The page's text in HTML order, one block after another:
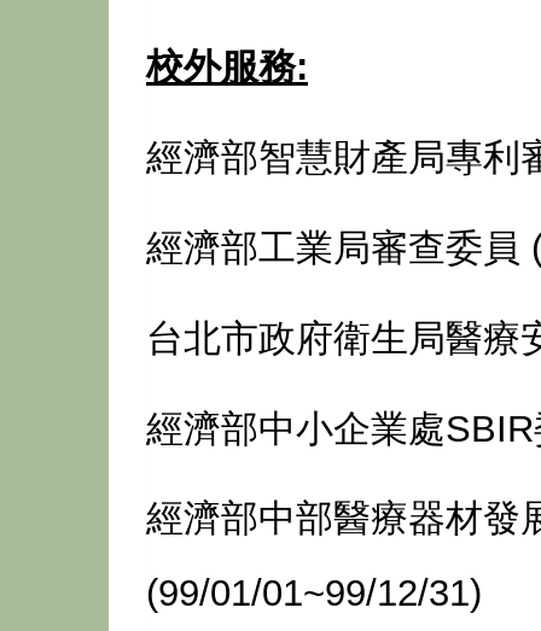
校外服務:
經濟部智慧財產局專利
經濟部工業局審查委員
台北市政府衛生局醫療
經濟部中小企業處SBIR
經濟部中部醫療器材發
(99/01/01~99/12/31)